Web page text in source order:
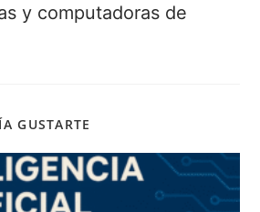
y computadoras de
GUSTARTE